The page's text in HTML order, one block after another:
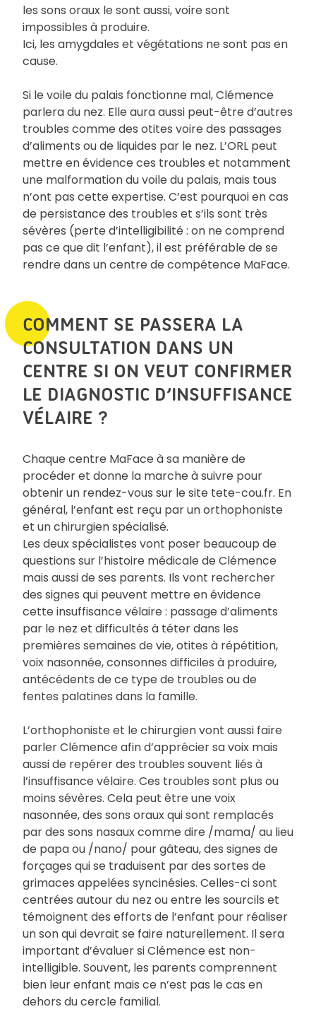
les sons oraux le sont aussi, voire sont
impossibles à produire.
Ici, les amygdales et végétations ne sont pas en
cause.
Si le voile du palais fonctionne mal, Clémence
parlera du nez. Elle aura aussi peut-être d’autres
troubles comme des otites voire des passages
d’aliments ou de liquides par le nez. L’ORL peut
mettre en évidence ces troubles et notamment
une malformation du voile du palais, mais tous
n’ont pas cette expertise. C’est pourquoi en cas
de persistance des troubles et s’ils sont très
sévères (perte d’intelligibilité : on ne comprend
pas ce que dit l’enfant), il est préférable de se
rendre dans un centre de compétence MaFace.
COMMENT SE PASSERA LA
CONSULTATION DANS UN
CENTRE SI ON VEUT CONFIRMER
LE DIAGNOSTIC D’INSUFFISANCE
VÉLAIRE ?
Chaque centre MaFace à sa manière de
procéder et donne la marche à suivre pour
obtenir un rendez-vous sur le site tete-cou.fr. En
général, l’enfant est reçu par un orthophoniste
et un chirurgien spécialisé.
Les deux spécialistes vont poser beaucoup de
questions sur l’histoire médicale de Clémence
mais aussi de ses parents. Ils vont rechercher
des signes qui peuvent mettre en évidence
cette insuffisance vélaire : passage d’aliments
par le nez et difficultés à téter dans les
premières semaines de vie, otites à répétition,
voix nasonnée, consonnes difficiles à produire,
antécédents de ce type de troubles ou de
fentes palatines dans la famille.
L’orthophoniste et le chirurgien vont aussi faire
parler Clémence afin d’apprécier sa voix mais
aussi de repérer des troubles souvent liés à
l’insuffisance vélaire. Ces troubles sont plus ou
moins sévères. Cela peut être une voix
nasonnée, des sons oraux qui sont remplacés
par des sons nasaux comme dire /mama/ au lieu
de papa ou /nano/ pour gâteau, des signes de
forçages qui se traduisent par des sortes de
grimaces appelées syncinésies. Celles-ci sont
centrées autour du nez ou entre les sourcils et
témoignent des efforts de l’enfant pour réaliser
un son qui devrait se faire naturellement. Il sera
important d’évaluer si Clémence est non-
intelligible. Souvent, les parents comprennent
bien leur enfant mais ce n’est pas le cas en
dehors du cercle familial.